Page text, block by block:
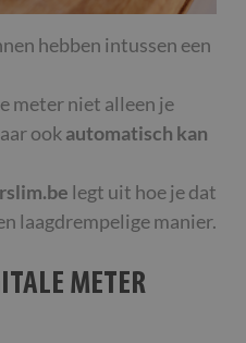
hebben intussen een
meter niet alleen je
ookautomatisch kan
legt uit hoe je dat
laagdrempelige manier.
METER